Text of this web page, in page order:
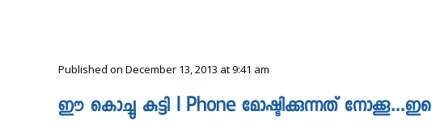
Published on December 13, 2013 at 9:41 am
ഈ കൊച്ചു കുട്ടി I Phone മോഷ്ടിക്കുന്നത്